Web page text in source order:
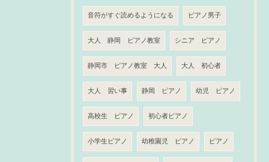
音符がすぐ読めるようになる ピアノ男子
大人 静岡 ピアノ教室 シニア ピアノ
静岡市 ピアノ教室 大人 大人 初心者
大人 習い事 静岡 ピアノ 幼児 ピアノ
高校生 ピアノ 初心者ピアノ
小学生ピアノ 幼稚園児 ピアノ ピアノ